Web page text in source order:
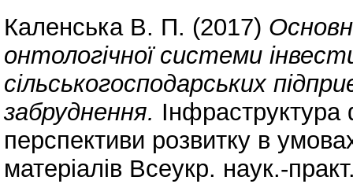
Каленська В. П. (2017)
онтологічної системи
сільськогосподарських
забруднення.
перспективи розвитку в
матеріалів Всеукр. наук.-